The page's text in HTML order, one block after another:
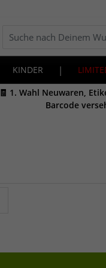
KINDER |
🧾 1. Wahl Neuwaren,
Barcode